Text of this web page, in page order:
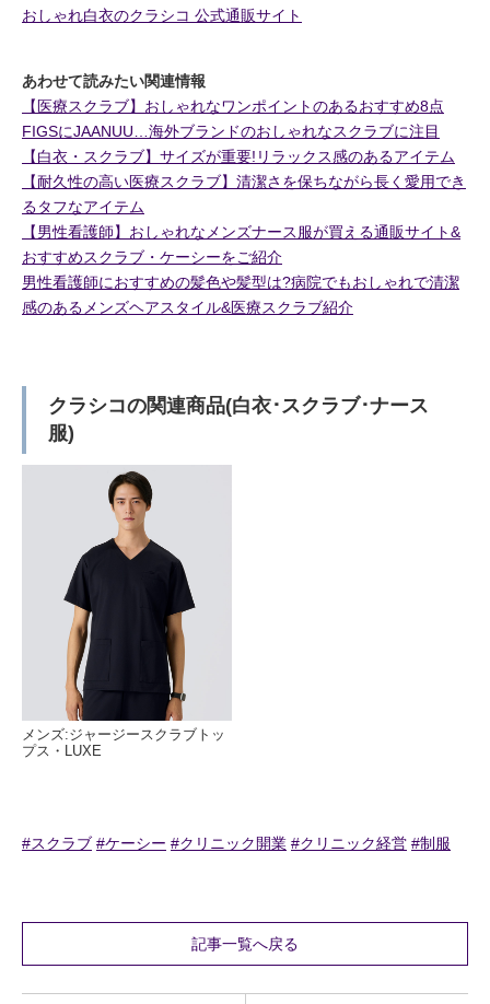
おしゃれ白衣のクラシコ 公式通販サイト
あわせて読みたい関連情報
【医療スクラブ】おしゃれなワンポイントのあるおすすめ8点
FIGSにJAANUU…海外ブランドのおしゃれなスクラブに注目
【白衣・スクラブ】サイズが重要!リラックス感のあるアイテム
【耐久性の高い医療スクラブ】清潔さを保ちながら長く愛用でき
るタフなアイテム
【男性看護師】おしゃれなメンズナース服が買える通販サイト&
おすすめスクラブ・ケーシーをご紹介
男性看護師におすすめの髪色や髪型は?病院でもおしゃれで清潔
感のあるメンズヘアスタイル&医療スクラブ紹介
クラシコの関連商品(白衣･スクラブ･ナース
服)
メンズ:ジャージースクラブトッ
プス・LUXE
#スクラブ #ケーシー #クリニック開業 #クリニック経営 #制服
記事一覧へ戻る